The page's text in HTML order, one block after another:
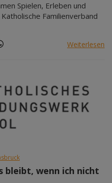
Spielen, Erleben und
Familienverband
Weiterlesen
bleibt, wenn ich nicht